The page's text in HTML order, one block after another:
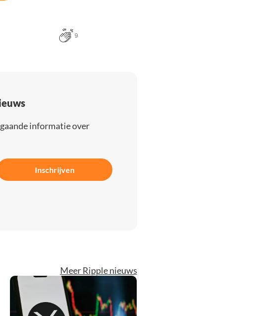
9
informatie over
Inschrijven
Meer Ripple nieuws